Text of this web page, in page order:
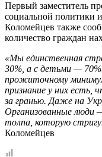
Первый заместитель
социальной политики
Коломейцев также
количество граждан
«Мы единственная
30%, а с детьми —
прожиточному
признание у них
за гранью. Даже на
Организованные люди
толпа, которую
Коломейцев